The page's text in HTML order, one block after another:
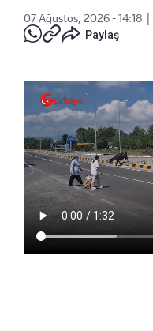
07 Ağustos, 2026 - 14:18
Paylaş